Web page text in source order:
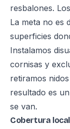
resbalones.
La meta no es
superficies
Instalamos
cornisas y
retiramos
resultado es
se van.
Cobertura local